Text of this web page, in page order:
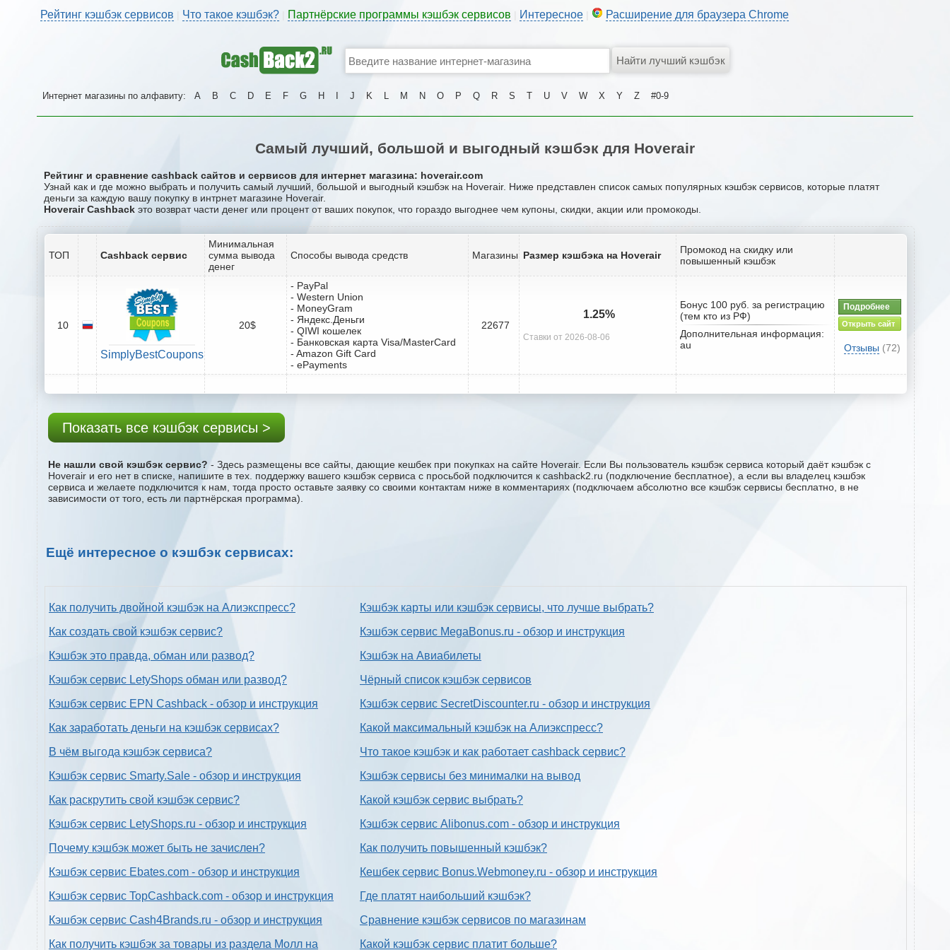
Рейтинг кэшбэк сервисов Что такое кэшбэк? Партнёрские программы кэшбэк сервисов Интересное Расширение для браузера Chrome
Интернет магазины по алфавиту: A B C D E F G H J K L M N O P Q R S T U V W X Y Z #0-9
Самый лучший, большой и выгодный кэшбэк для Hoverair
Рейтинг и сравнение cashback сайтов и сервисов для интернет магазина: hoverair.com
Узнай как и где можно выбрать и получить самый лучший, большой и выгодный кэшбэк на Hoverair. Ниже представлен список самых популярных кэшбэк сервисов, которые платят
деньги за каждую вашу покупку в интрнет магазине Hoverair.
Hoverair Cashback это возврат части денег или процент от ваших покупок, что гораздо выгоднее чем купоны, скидки, акции или промокоды.
ТОП Cashback сервис
Минимальная
сумма вывода
денег
Способы вывода средств Магазины Размер кэшбэка на Hoverair
Промокод на скидку или
повышенный кэшбэк
10
SimplyBestCoupons
20$
- PayPal
- Western Union
- MoneyGram
- Яндекс.Деньги
- QIWI кошелек
- Банковская карта Visa/MasterCard
- Amazon Gift Card
- ePayments
22677
1.25%
Ставки от 2026-08-06
Бонус 100 руб. за регистрацию
(тем кто из РФ)
Дополнительная информация:
au
Подробнее
Открыть сайт
Отзывы (72)
Показать все кэшбэк сервисы >
Не нашли свой кэшбэк сервис? - Здесь размещены все сайты, дающие кешбек при покупках на сайте Hoverair. Если Вы пользователь кэшбэк сервиса который даёт кэшбэк с
Hoverair и его нет в списке, напишите в тех. поддержку вашего кэшбэк сервиса с проcьбой подключится к cashback2.ru (подключение бесплатное), а если вы владелец кэшбэк
сервиса и желаете подключится к нам, тогда просто оставьте заявку со своими контактам ниже в комментариях (подключаем абсолютно все кэшбэк сервисы бесплатно, в не
зависимости от того, есть ли партнёрская программа).
Ещё интересное о кэшбэк сервисах:
Как получить двойной кэшбэк на Алиэкспресс?
Как создать свой кэшбэк сервис?
Кэшбэк это правда, обман или развод?
Кэшбэк сервис LetyShops обман или развод?
Кэшбэк сервис EPN Cashback - обзор и инструкция
Как заработать деньги на кэшбэк сервисах?
В чём выгода кэшбэк сервиса?
Кэшбэк сервис Smarty.Sale - обзор и инструкция
Как раскрутить свой кэшбэк сервис?
Кэшбэк сервис LetyShops.ru - обзор и инструкция
Почему кэшбэк может быть не зачислен?
Кэшбэк сервис Ebates.com - обзор и инструкция
Кэшбэк сервис TopCashback.com - обзор и инструкция
Кэшбэк сервис Cash4Brands.ru - обзор и инструкция
Как получить кэшбэк за товары из раздела Молл на
Кэшбэк карты или кэшбэк сервисы, что лучше выбрать?
Кэшбэк сервис MegaBonus.ru - обзор и инструкция
Кэшбэк на Авиабилеты
Чёрный список кэшбэк сервисов
Кэшбэк сервис SecretDiscounter.ru - обзор и инструкция
Какой максимальный кэшбэк на Алиэкспресс?
Что такое кэшбэк и как работает cashback сервис?
Кэшбэк сервисы без минималки на вывод
Какой кэшбэк сервис выбрать?
Кэшбэк сервис Alibonus.com - обзор и инструкция
Как получить повышенный кэшбэк?
Кешбек сервис Bonus.Webmoney.ru - обзор и инструкция
Где платят наибольший кэшбэк?
Сравнение кэшбэк сервисов по магазинам
Какой кэшбэк сервис платит больше?